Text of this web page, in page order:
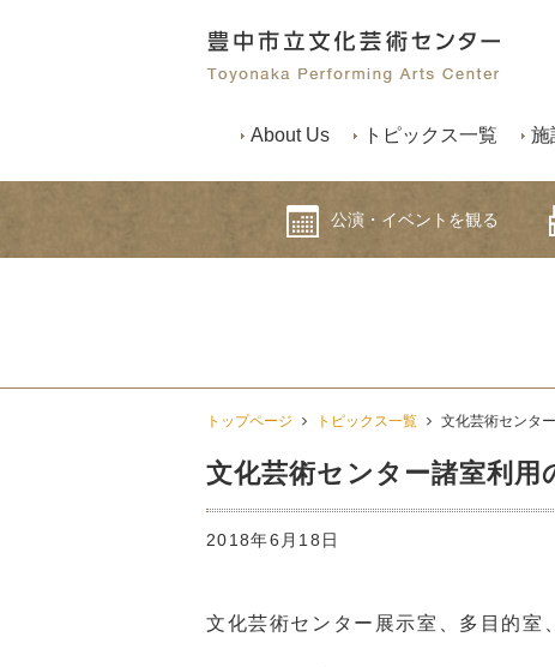
About Us トピックス一覧 施
公演・イベントを観る
トップページ トピックス一覧 文化芸術センタ
文化芸術センター諸室利用
2018年6月18日
文化芸術センター展示室、多目的室